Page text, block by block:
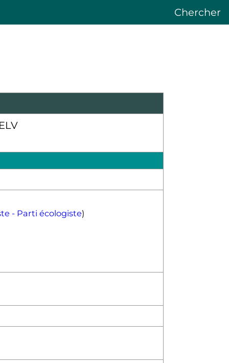
Chercher
- Parti écologiste)